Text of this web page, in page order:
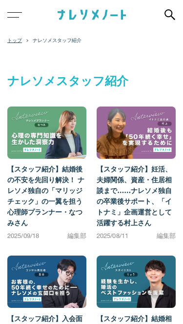
ナレソメスタッフ紹介
ナレソメスタッフ紹介
【スタッフ紹介】結婚後
の不安を先回り解決！ ナ
レソメ独自の「マリッジ
チェック」の一翼を担う
心理師プランナー・なつ
みさん
2025/09/18 編集部
【スタッフ紹介】妊活、
夫婦関係、資産・住居相
談まで……ナレソメ独自
の卒業後サポート、「イ
トナミ」企画運営として
活躍する村上さん
2025/08/11 編集部
【スタッフ紹介】入会面
【スタッフ紹介】結婚相